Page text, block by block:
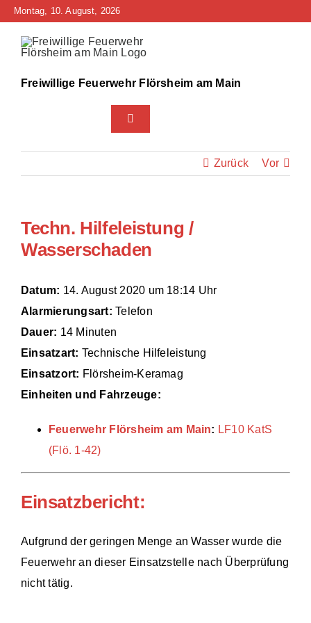
Zum
springen
Montag, 10. August, 2026
Freiwillige Feuerwehr Flörsheim am Main
Toggle
Navigation
Home
Bürgerinfo
Technik
Zurück Vor
Techn. Hilfeleistung /
Wasserschaden
Datum: 14. August 2020 um 18:14 Uhr
Alarmierungsart: Telefon
Dauer: 14 Minuten
Einsatzart: Technische Hilfeleistung
Einsatzort: Flörsheim-Keramag
Einheiten und Fahrzeuge:
Feuerwehr Flörsheim am Main: LF10 KatS
(Flö. 1-42)
Einsatzbericht:
Aufgrund der geringen Menge an Wasser wurde die
Feuerwehr an dieser Einsatzstelle nach Überprüfung
nicht tätig.